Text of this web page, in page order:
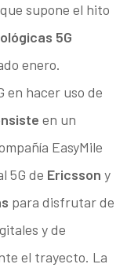
supone el hito
5G
enero.
en hacer uso de
en un
EasyMile
5G de Ericsson y
para disfrutar de
y de
el trayecto. La